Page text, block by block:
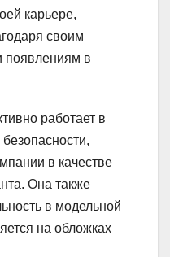
карьере,
своим
появлениям в
работает в
в качестве
Она также
в модельной
на обложках